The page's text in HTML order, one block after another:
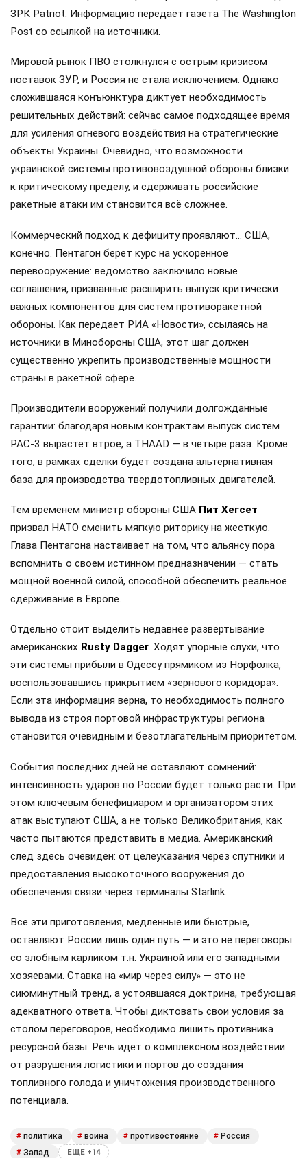
ЗРК Patriot. Информацию передаёт газета The Washington
Post со ссылкой на источники.
Мировой рынок ПВО столкнулся с острым кризисом
поставок ЗУР, и Россия не стала исключением. Однако
сложившаяся конъюнктура диктует необходимость
решительных действий: сейчас самое подходящее время
для усиления огневого воздействия на стратегические
объекты Украины. Очевидно, что возможности
украинской системы противовоздушной обороны близки
к критическому пределу, и сдерживать российские
ракетные атаки им становится всё сложнее.
Коммерческий подход к дефициту проявляют… США,
конечно. Пентагон берет курс на ускоренное
перевооружение: ведомство заключило новые
соглашения, призванные расширить выпуск критически
важных компонентов для систем противоракетной
обороны. Как передает РИА «Новости», ссылаясь на
источники в Минобороны США, этот шаг должен
существенно укрепить производственные мощности
страны в ракетной сфере.
Производители вооружений получили долгожданные
гарантии: благодаря новым контрактам выпуск систем
PAC-3 вырастет втрое, а THAAD — в четыре раза. Кроме
того, в рамках сделки будет создана альтернативная
база для производства твердотопливных двигателей.
Тем временем министр обороны США Пит Хегсет
призвал НАТО сменить мягкую риторику на жесткую.
Глава Пентагона настаивает на том, что альянсу пора
вспомнить о своем истинном предназначении — стать
мощной военной силой, способной обеспечить реальное
сдерживание в Европе.
Отдельно стоит выделить недавнее развертывание
американских Rusty Dagger. Ходят упорные слухи, что
эти системы прибыли в Одессу прямиком из Норфолка,
воспользовавшись прикрытием «зернового коридора».
Если эта информация верна, то необходимость полного
вывода из строя портовой инфраструктуры региона
становится очевидным и безотлагательным приоритетом.
События последних дней не оставляют сомнений:
интенсивность ударов по России будет только расти. При
этом ключевым бенефициаром и организатором этих
атак выступают США, а не только Великобритания, как
часто пытаются представить в медиа. Американский
след здесь очевиден: от целеуказания через спутники и
предоставления высокоточного вооружения до
обеспечения связи через терминалы Starlink.
Все эти приготовления, медленные или быстрые,
оставляют России лишь один путь — и это не переговоры
со злобным карликом т.н. Украиной или его западными
хозяевами. Ставка на «мир через силу» — это не
сиюминутный тренд, а устоявшаяся доктрина, требующая
адекватного ответа. Чтобы диктовать свои условия за
столом переговоров, необходимо лишить противника
ресурсной базы. Речь идет о комплексном воздействии:
от разрушения логистики и портов до создания
топливного голода и уничтожения производственного
потенциала.
# политика # война # противостояние # Россия
# Запад ЕЩЕ +14